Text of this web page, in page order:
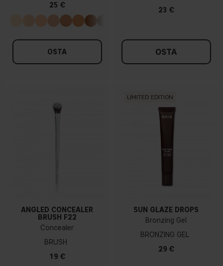
25 €
OSTA
23 €
OSTA
ANGLED CONCEALER
BRUSH F22
Concealer
BRUSH
19 €
LIMITED EDITION
SUN GLAZE DROPS
Bronzing Gel
BRONZING GEL
29 €